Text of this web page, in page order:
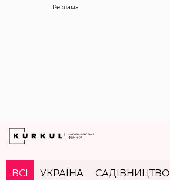
Реклама
ВСІ УКРАЇНА САДІВНИЦТВО